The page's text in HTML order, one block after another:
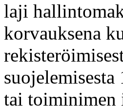
laji
korvauksena
tai toiminimen